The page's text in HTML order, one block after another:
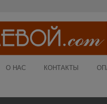
О НАС КОНТАКТЫ